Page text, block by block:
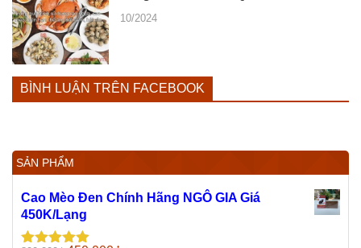
10/2024
BÌNH LUẬN TRÊN FACEBOOK
SẢN PHẨM
Cao Mèo Đen Chính Hãng NGÔ GIA Giá
450K/Lạng